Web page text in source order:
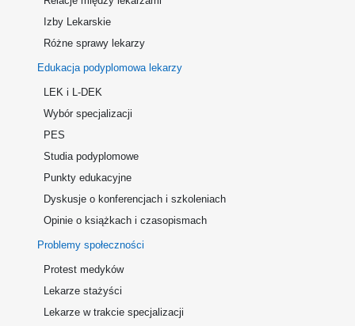
Izby Lekarskie
Różne sprawy lekarzy
Edukacja podyplomowa lekarzy
LEK i L-DEK
Wybór specjalizacji
PES
Studia podyplomowe
Punkty edukacyjne
Dyskusje o konferencjach i szkoleniach
Opinie o książkach i czasopismach
Problemy społeczności
Protest medyków
Lekarze stażyści
Lekarze w trakcie specjalizacji